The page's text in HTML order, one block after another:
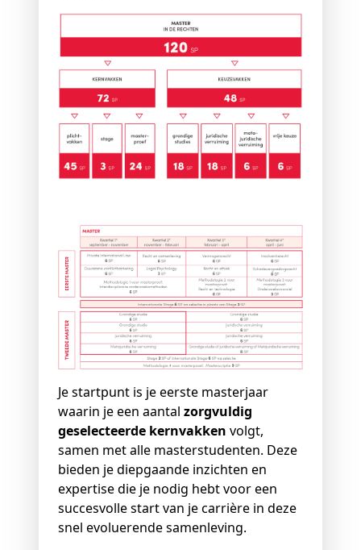
Je startpunt is je eerste masterjaar
waarin je een aantal zorgvuldig
geselecteerde kernvakken volgt,
samen met alle masterstudenten. Deze
bieden je diepgaande inzichten en
expertise die je nodig hebt voor een
succesvolle start van je carrière in deze
snel evoluerende samenleving.